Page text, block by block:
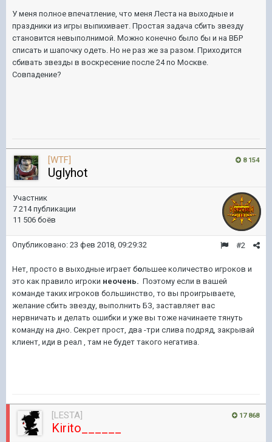
У меня полное впечатление, что меня Леста на выходные и
праздники из игры выпихивает. Простая задача сбить звезду
становится невыполнимой. Можно конечно было бы и на ВБР
списать и шапочку одеть. Но не раз же за разом. Приходится
сбивать звезды в воскресение после 24 по Москве.
Совпадение?
8 154
[WTF]
Uglyhot
Участник
7 214 публикации
11 506 боёв
#2
Опубликовано: 23 фев 2018, 09:29:32
Нет, просто в выходные играет большее количество игроков и
это как правило игроки неочень. Поэтому если в вашей
команде таких игроков большинство, то вы проигрываете,
желание сбить звезду, выполнить БЗ, заставляет вас
нервничать и делать ошибки и уже вы тоже начинаете тянуть
команду на дно. Секрет прост, два -три слива подряд, закрывай
клиент, иди в реал , там не будет такого негатива.
17 868
[LESTA]
Kirito______